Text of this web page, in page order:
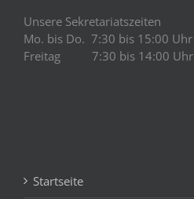
Unsere Sekretariatszeiten
Mo. bis Do. 7:30 bis 15:00 Uhr
Freitag 7:30 bis 14:00 Uhr
Startseite